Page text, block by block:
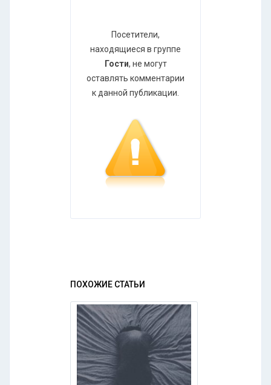
Посетители,
находящиеся в группе
Гости, не могут
оставлять комментарии
к данной публикации.
ПОХОЖИЕ СТАТЬИ